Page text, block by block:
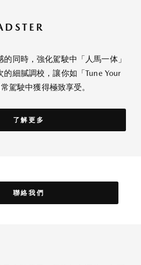
同時，強化駕駛中「人馬一体」
的細膩調校，讓你如「Tune Your
駕駛中獲得極致享受。
了解更多
聯絡我們